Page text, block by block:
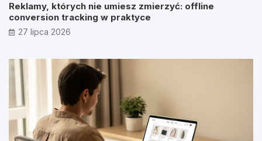
Reklamy, których nie umiesz zmierzyć: offline
conversion tracking w praktyce
27 lipca 2026